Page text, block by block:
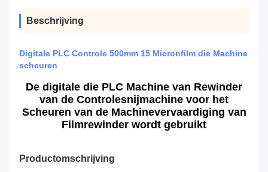
Beschrijving
Digitale PLC Controle 500mm 15 Micronfilm die Machine
scheuren
De digitale die PLC Machine van Rewinder
van de Controlesnijmachine voor het
Scheuren van de Machinevervaardiging van
Filmrewinder wordt gebruikt
Productomschrijving